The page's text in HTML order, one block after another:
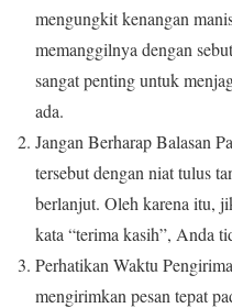
mengungkit kenangan
memanggilnya dengan
sangat penting untuk
ada.
Jangan Berharap Balasan
tersebut dengan niat tulus
berlanjut. Oleh karena itu,
kata “terima kasih”, Anda
Perhatikan Waktu
mengirimkan pesan tepat